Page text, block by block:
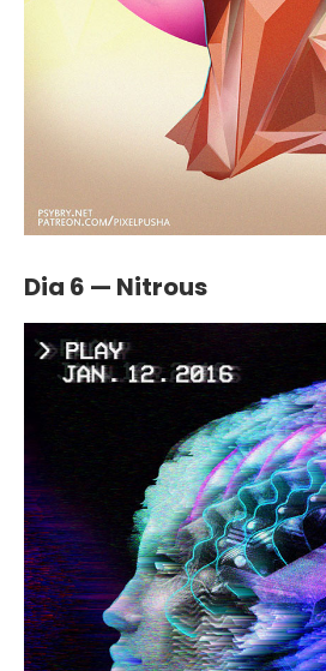
Dia 6 — Nitrous